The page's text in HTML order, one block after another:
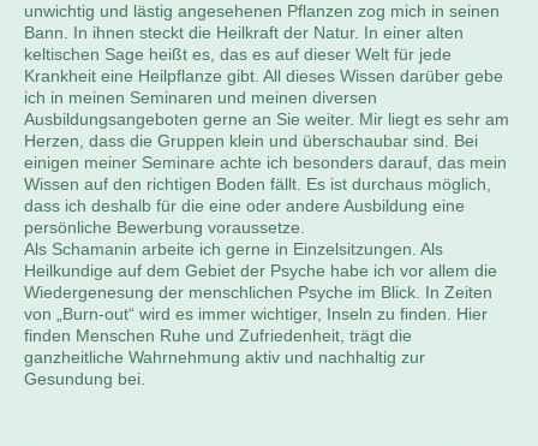
unwichtig und lästig angesehenen Pflanzen zog mich in seinen
Bann. In ihnen steckt die Heilkraft der Natur. In einer alten
keltischen Sage heißt es, das es auf dieser Welt für jede
Krankheit eine Heilpflanze gibt. All dieses Wissen darüber gebe
ich in meinen Seminaren und meinen diversen
Ausbildungsangeboten gerne an Sie weiter. Mir liegt es sehr am
Herzen, dass die Gruppen klein und überschaubar sind. Bei
einigen meiner Seminare achte ich besonders darauf, das mein
Wissen auf den richtigen Boden fällt. Es ist durchaus möglich,
dass ich deshalb für die eine oder andere Ausbildung eine
persönliche Bewerbung voraussetze.
Als Schamanin arbeite ich gerne in Einzelsitzungen. Als
Heilkundige auf dem Gebiet der Psyche habe ich vor allem die
Wiedergenesung der menschlichen Psyche im Blick. In Zeiten
von „Burn-out“ wird es immer wichtiger, Inseln zu finden. Hier
finden Menschen Ruhe und Zufriedenheit, trägt die
ganzheitliche Wahrnehmung aktiv und nachhaltig zur
Gesundung bei.